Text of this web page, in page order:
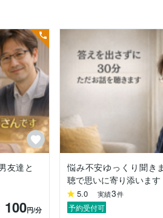
友達と
100円/分
悩み不安ゆっくり聞き
聴で思いに寄り添います
5.0 実績3件
予約受付可